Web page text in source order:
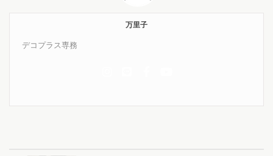
万里子
デコプラス専務